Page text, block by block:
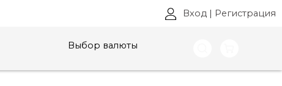
Вход | Регистрация
Выбор валюты